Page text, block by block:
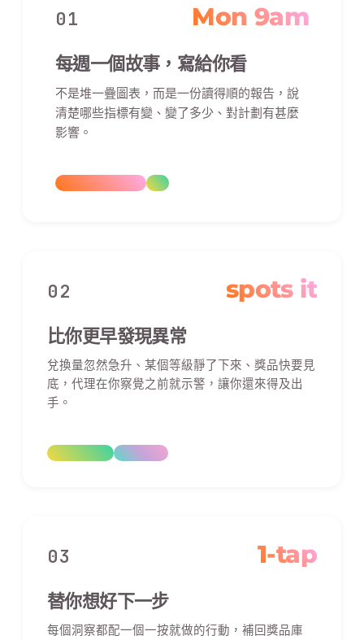
01 Mon 9am
每週一個故事，寫給你看
不是堆一疊圖表，而是一份讀得順的報告，說
清楚哪些指標有變、變了多少、對計劃有甚麼
影響。
02 spots it
比你更早發現異常
兌換量忽然急升、某個等級靜了下來、獎品快要見
底，代理在你察覺之前就示警，讓你還來得及出
手。
03 1-tap
替你想好下一步
每個洞察都配一個一按就做的行動，補回獎品庫